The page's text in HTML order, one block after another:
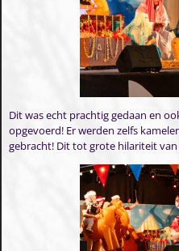
Dit was echt prachtig gedaan en
opgevoerd! Er werden zelfs
gebracht! Dit tot grote hilariteit